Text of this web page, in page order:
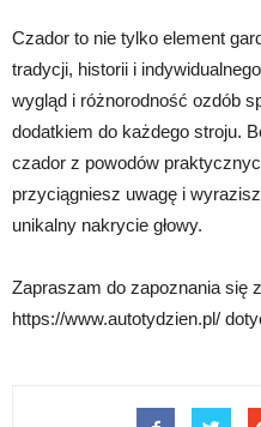
Czador to nie tylko element
tradycji, historii i
wygląd i różnorodność ozdób
dodatkiem do każdego stroju.
czador z powodów
przyciągniesz uwagę i
unikalny nakrycie głowy.
Zapraszam do zapoznania się
https://www.autotydzien.pl/